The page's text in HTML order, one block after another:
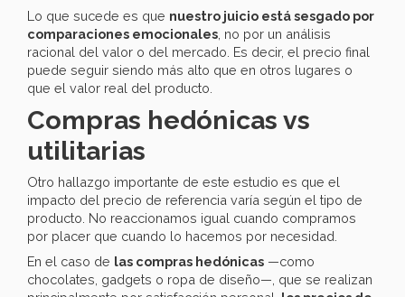
Lo que sucede es que nuestro juicio está sesgado por
comparaciones emocionales , no por un análisis
racional del valor o del mercado. Es decir, el precio final
puede seguir siendo más alto que en otros lugares o
que el valor real del producto.
Compras hedónicas vs
utilitarias
Otro hallazgo importante de este estudio es que el
impacto del precio de referencia varía según el tipo de
producto. No reaccionamos igual cuando compramos
por placer que cuando lo hacemos por necesidad.
En el caso de las compras hedónicas —como
chocolates, gadgets o ropa de diseño—, que se realizan